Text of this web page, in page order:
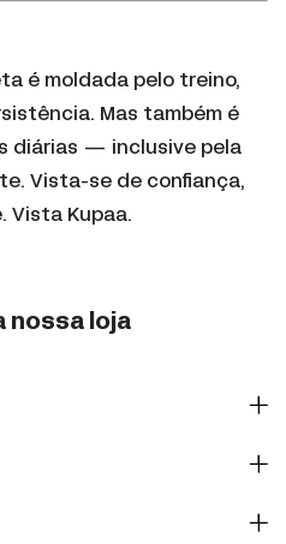
é moldada pelo treino,
Mas também é
diárias — inclusive pela
Vista-se de confiança,
Vista Kupaa.
nossa loja